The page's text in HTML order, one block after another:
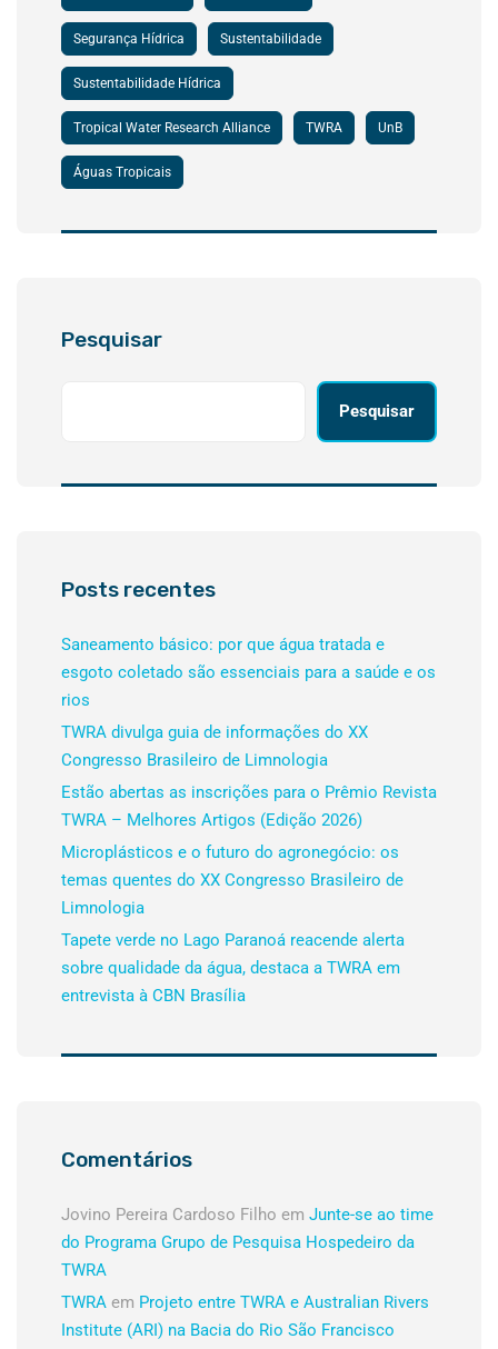
Segurança Hídrica Sustentabilidade
Sustentabilidade Hídrica
Tropical Water Research Alliance TWRA UnB
Águas Tropicais
Pesquisar
Pesquisar
Posts recentes
Saneamento básico: por que água tratada e
esgoto coletado são essenciais para a saúde e os
rios
TWRA divulga guia de informações do XX
Congresso Brasileiro de Limnologia
Estão abertas as inscrições para o Prêmio Revista
TWRA – Melhores Artigos (Edição 2026)
Microplásticos e o futuro do agronegócio: os
temas quentes do XX Congresso Brasileiro de
Limnologia
Tapete verde no Lago Paranoá reacende alerta
sobre qualidade da água, destaca a TWRA em
entrevista à CBN Brasília
Comentários
Jovino Pereira Cardoso Filho em Junte-se ao time
do Programa Grupo de Pesquisa Hospedeiro da
TWRA
TWRA em Projeto entre TWRA e Australian Rivers
Institute (ARI) na Bacia do Rio São Francisco